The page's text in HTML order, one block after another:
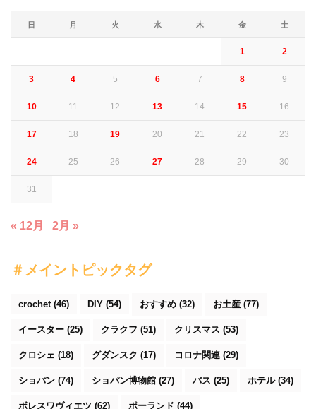
日 月 火 水 木 金 土
1 2
3 4 5 6 7 8 9
10 11 12 13 14 15 16
17 18 19 20 21 22 23
24 25 26 27 28 29 30
31
« 12月 2月 »
＃メイントピックタグ
crochet(46) DIY (54) おすすめ (32) お土産 (77)
イースター (25) クラクフ (51) クリスマス (53)
クロシェ (18) グダンスク (17) コロナ関連 (29)
ショパン (74) ショパン博物館 (27) バス (25) ホテル(34)
ボレスワヴィエツ (62) ポーランド (44)